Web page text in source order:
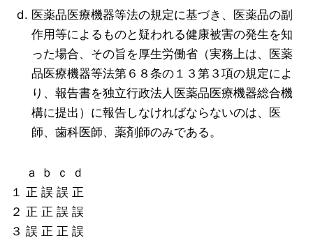
医薬品医療機器等法の規定に基づき、医薬品の副
作用等によるものと疑われる健康被害の発生を知
った場合、その旨を厚生労働省（実務上は、医薬
品医療機器等法第６８条の１３第３項の規定によ
り、報告書を独立行政法人医薬品医療機器総合機
構に提出）に報告しなければならないのは、医
師、歯科医師、薬剤師のみである。
ａ ｂ ｃ ｄ
１ 正 誤 誤 正
２ 正 正 誤 誤
３ 誤 正 正 誤